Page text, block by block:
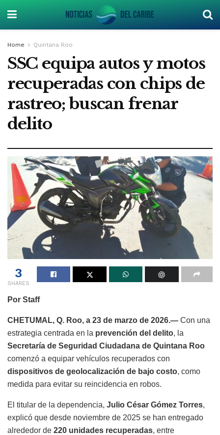
Home Quintana Roo
SSC equipa autos y motos
recuperadas con chips de
rastreo; buscan frenar
delito
3
SHARES
Por Staff
CHETUMAL, Q. Roo, a 23 de marzo de 2026.— Con una
estrategia centrada en la prevención del delito, la
Secretaría de Seguridad Ciudadana de Quintana Roo
comenzó a equipar vehículos recuperados con
dispositivos de geolocalización de bajo costo, como
medida para evitar su reincidencia en robos.
El titular de la dependencia, Julio César Gómez Torres,
explicó que desde noviembre de 2025 se han entregado
alrededor de 220 unidades recuperadas, entre